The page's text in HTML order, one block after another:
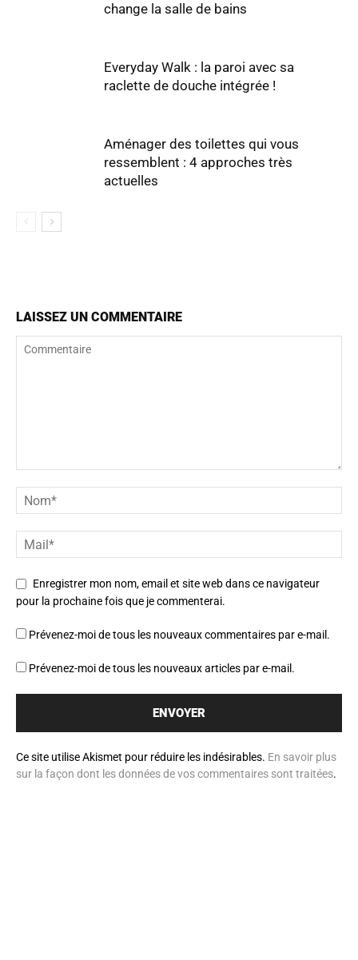
change la salle de bains
Everyday Walk : la paroi avec sa
raclette de douche intégrée !
Aménager des toilettes qui vous
ressemblent : 4 approches très
actuelles
LAISSEZ UN COMMENTAIRE
Enregistrer mon nom, email et site web dans ce navigateur
pour la prochaine fois que je commenterai.
Prévenez-moi de tous les nouveaux commentaires par e-mail.
Prévenez-moi de tous les nouveaux articles par e-mail.
Ce site utilise Akismet pour réduire les indésirables. En savoir plus
sur la façon dont les données de vos commentaires sont traitées.